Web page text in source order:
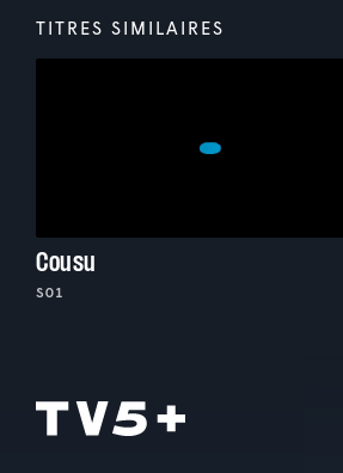
TITRES SIMILAIRES
Cousu
S01